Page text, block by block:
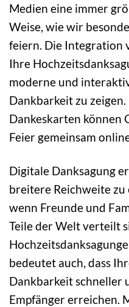
Medien eine immer
Weise, wie wir
feiern. Die Integration
Ihre
moderne und
Dankbarkeit zu
Dankeskarten können
Feier gemeinsam
Digitale Danksagung
breitere Reichweite
wenn Freunde und
Teile der Welt verteilt
bedeutet auch, dass
Dankbarkeit schneller
Empfänger erreichen.